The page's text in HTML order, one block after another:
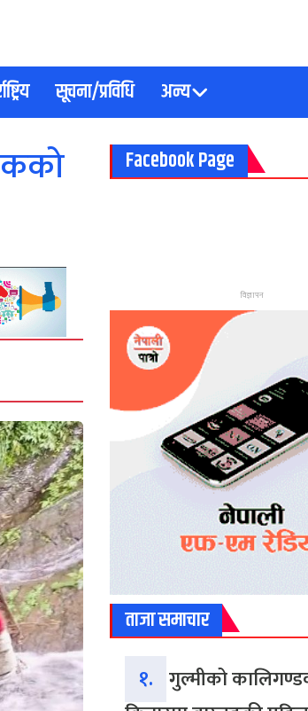
सूचना/प्रविधि अन्य
Facebook Page
विज्ञापन
ताजा समाचार
१. गुल्मीको